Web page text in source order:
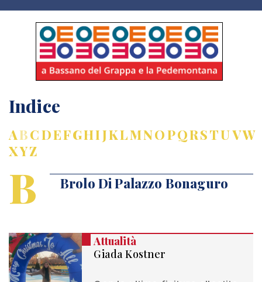
Indice
ABCDEFGHIJKLMNOPQRSTUVW
XYZ
B Brolo Di Palazzo Bonaguro
Attualità
Giada Kostner